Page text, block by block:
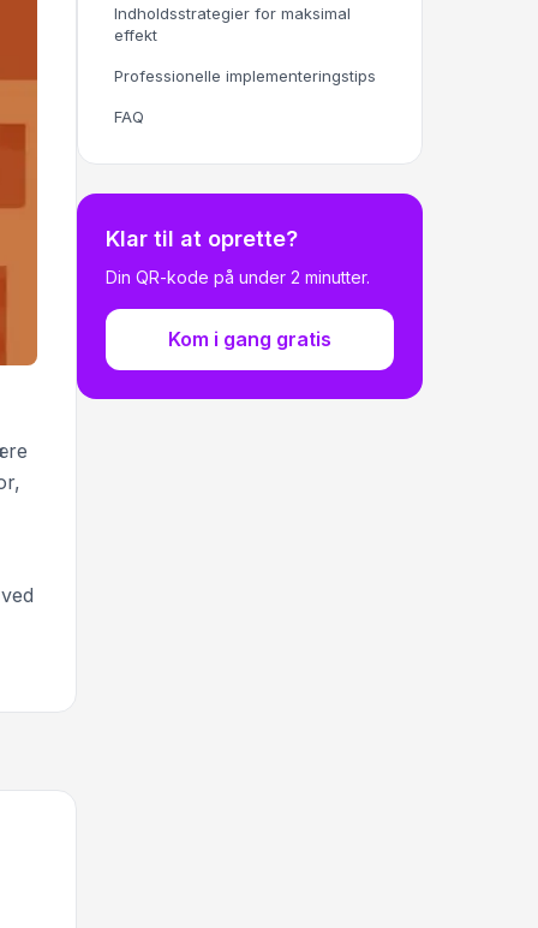
Indholdsstrategier for maksimal
effekt
Professionelle implementeringstips
FAQ
Klar til at oprette?
Din QR-kode på under 2 minutter.
Kom i gang gratis